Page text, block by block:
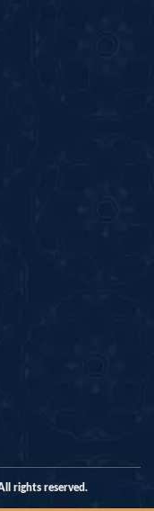
rights reserved.